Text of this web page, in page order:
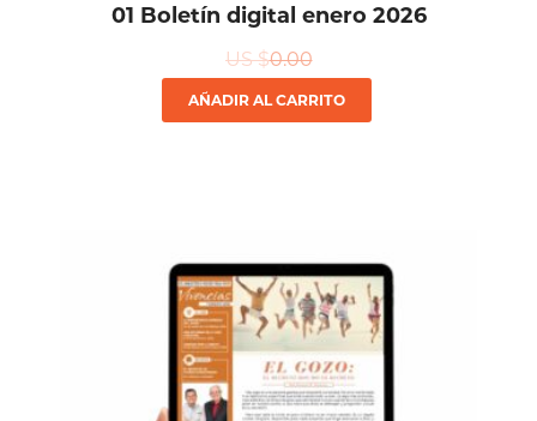
01 Boletín digital enero 2026
US $0.00
AÑADIR AL CARRITO